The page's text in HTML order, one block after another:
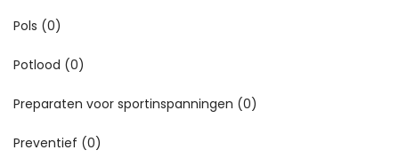
Pols (0)
Potlood (0)
Preparaten voor sportinspanningen (0)
Preventief (0)